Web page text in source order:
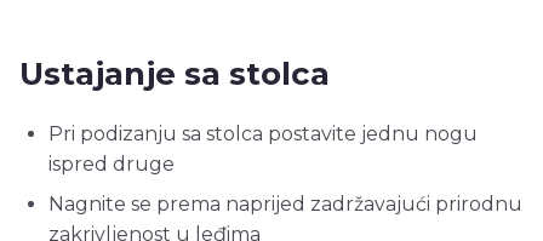
Ustajanje sa stolca
Pri podizanju sa stolca postavite jednu nogu
ispred druge
Nagnite se prema naprijed zadržavajući prirodnu
zakrivljenost u leđima